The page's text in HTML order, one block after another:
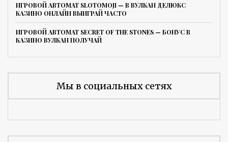
ИГРОВОЙ АВТОМАТ SLOTOMOJI — В ВУЛКАН ДЕЛЮКС
КАЗИНО ОНЛАЙН ВЫИГРАЙ ЧАСТО
ИГРОВОЙ АВТОМАТ SECRET OF THE STONES — БОНУС В
КАЗИНО ВУЛКАН ПОЛУЧАЙ
Мы в социальных сетях